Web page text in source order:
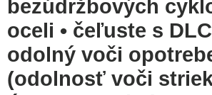
bezúdržbových
oceli • čeľuste s
odolný voči
(odolnosť voči